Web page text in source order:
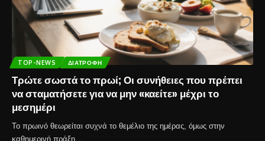
TOP-NEWS ΔΙΑΤΡΟΦΉ
Τρώτε σωστά το πρωί; Οι συνήθειες που πρέπει
να σταματήσετε για να μην «καείτε» μέχρι το
μεσημέρι
Το πρωινό θεωρείται συχνά το θεμέλιο της ημέρας, όμως στην
καθημερινή πράξη…